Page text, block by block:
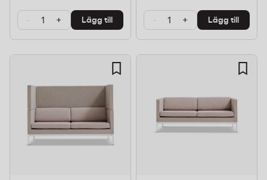
- + Lägg till - + Lägg till